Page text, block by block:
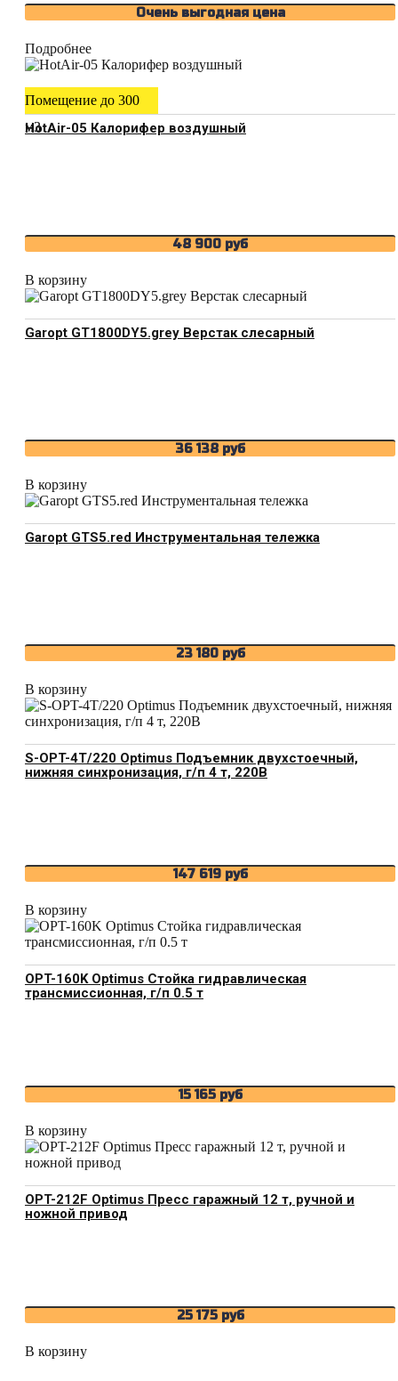
Очень выгодная цена
Подробнее
Помещение до 300
м3
HotAir-05 Калорифер воздушный
48 900 руб
В корзину
Garopt GT1800DY5.grey Верстак слесарный
36 138 руб
В корзину
Garopt GTS5.red Инструментальная тележка
23 180 руб
В корзину
S-OPT-4T/220 Optimus Подъемник двухстоечный,
нижняя синхронизация, г/п 4 т, 220В
147 619 руб
В корзину
OPT-160K Optimus Стойка гидравлическая
трансмиссионная, г/п 0.5 т
15 165 руб
В корзину
OPT-212F Optimus Пресс гаражный 12 т, ручной и
ножной привод
25 175 руб
В корзину